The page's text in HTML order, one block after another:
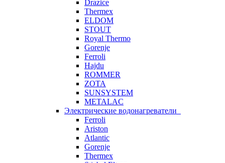
Drazice
Thermex
ELDOM
STOUT
Royal Thermo
Gorenje
Ferroli
Hajdu
ROMMER
ZOTA
SUNSYSTEM
METALAC
Электрические водонагреватели
Ferroli
Ariston
Atlantic
Gorenje
Thermex